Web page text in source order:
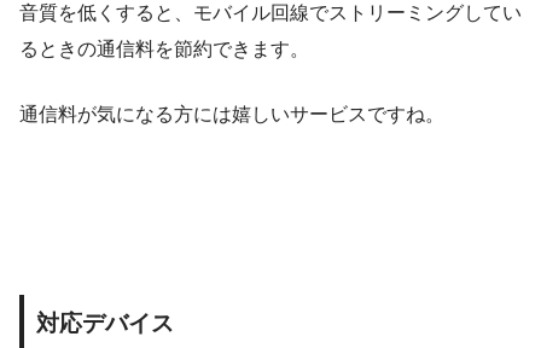
音質を低くすると、モバイル回線でストリーミングしてい
るときの通信料を節約できます。
通信料が気になる方には嬉しいサービスですね。
対応デバイス